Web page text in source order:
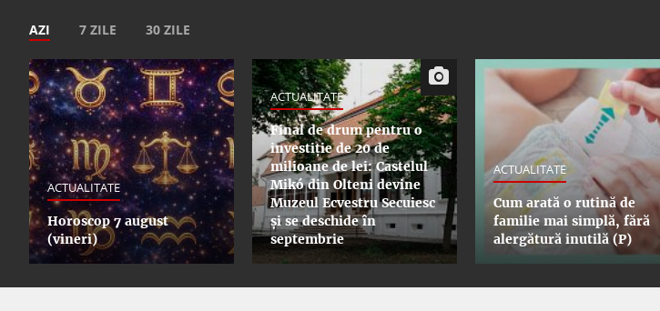
AZI 7 ZILE 30 ZILE
ACTUALITATE
Horoscop 7 august
(vineri)
ACTUALITATE
Final de drum pentru o
investiție de 20 de
milioane de lei: Castelul
Mikó din Olteni devine
Muzeul Ecvestru Secuiesc
și se deschide în
septembrie
ACTUALITATE
Cum arată o rutină de
familie mai simplă, fără
alergătură inutilă (P)